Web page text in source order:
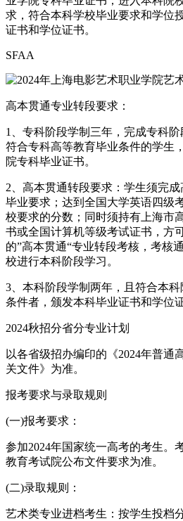
求，符合本科学校毕业要求和学位
证书和学位证书。
SFAA
高本贯通专业转段要求：
1、专科阶段学制三年，完成专科阶
符合专科高等教育毕业条件的学生
院专科毕业证书。
2、高本贯通转段要求：学生须完
毕业要求；达到全国大学英语四级
校要求的分数；同时须持有上海市
书或全国计算机等级考试证书，方
的”高本贯通“专业转段考核，考核
校进行本科阶段学习。
3、本科阶段学制两年，且符合本
条件者，颁发本科毕业证书和学位证
2024秋招分省分专业计划
以各省级招办编印的《2024年普通
关文件》为准。
报考要求与录取规则
(一)报考要求：
参加2024年国家统一高考的考生。
教育考试院公布文件要求为准。
(二)录取规则：
艺术类专业进档考生：按学生投档